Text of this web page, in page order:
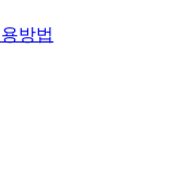
방법